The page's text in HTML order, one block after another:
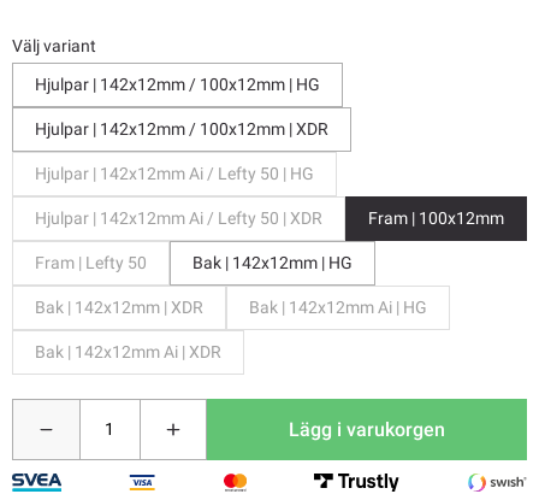
Välj variant
Hjulpar | 142x12mm / 100x12mm | HG
Hjulpar | 142x12mm / 100x12mm | XDR
Hjulpar | 142x12mm Ai / Lefty 50 | HG
Hjulpar | 142x12mm Ai / Lefty 50 | XDR Fram | 100x12mm
Fram | Lefty 50 Bak | 142x12mm | HG
Bak | 142x12mm | XDR Bak | 142x12mm Ai | HG
Bak | 142x12mm Ai | XDR
Lägg i varukorgen